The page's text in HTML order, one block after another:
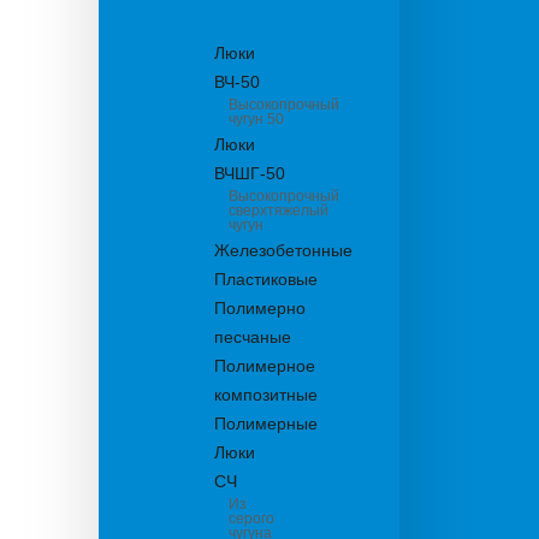
Люки
ВЧ-50
Высокопрочный
чугун 50
Люки
ВЧШГ-50
Высокопрочный
сверхтяжелый
чугун
Железобетонные
Пластиковые
Полимерно
песчаные
Полимерное
композитные
Полимерные
Люки
СЧ
Из
серого
чугуна